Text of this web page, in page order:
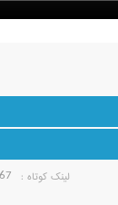
لینک کوتاه‌ :